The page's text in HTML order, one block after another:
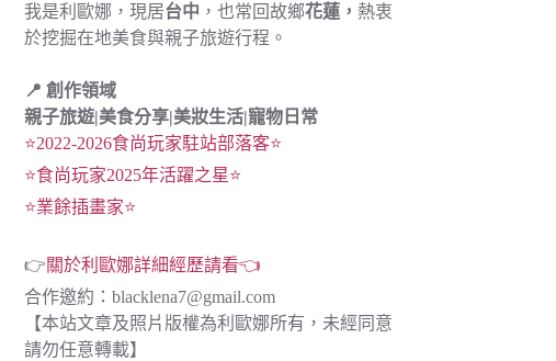
我是利歐娜，現居台中 ，也常回故鄉花蓮， 熱衷
於挖掘在地美食與親子旅遊行程。
📍 創作領域
親子旅遊|美食分享|美妝生活|寵物日常
⭐2022-2026食尚玩家駐站部落客⭐
⭐食尚玩家2025年活躍之星⭐
⭐業餘插畫家⭐
👉關於利歐娜詳細經歷請看👈
合作邀約： blacklena7@gmail.com
【本站文章及照片版權為利歐娜所有，未經同意
請勿任意轉載】